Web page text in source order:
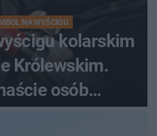
NA WYŚCIGU
kolarskim
Królewskim.
osób